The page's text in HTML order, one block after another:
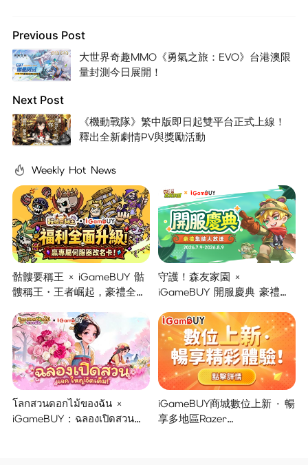
Previous Post
大世界奇趣MMO《勇氣之旅：EVO》台港澳限
量封測今日展開！
Next Post
《機動戰隊》繁中版即日起雙平台正式上線！
釋出全新劇情PV與獎勵活動
Weekly Hot News
骷髏要稱王 × iGameBUY 骷
髏稱王・王者崛起，豪禮全面
守護！森友家園 ×
iGameBUY 開服慶典 豪禮集
โลกสวนดอกไม้ของฉัน ×
iGameBUY : ฉลองเปิดสวน
iGameBUY商城數位上新 · 暢
享多地區Razer